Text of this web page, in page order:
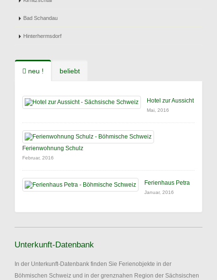
Bad Schandau
Hinterhermsdorf
neu ! beliebt
Hotel zur Aussicht
Mai, 2016
Ferienwohnung Schulz
Februar, 2016
Ferienhaus Petra
Januar, 2016
Unterkunft-Datenbank
In der Unterkunft-Datenbank finden Sie Ferienobjekte in der
Böhmischen Schweiz und in der grenznahen Region der Sächsischen